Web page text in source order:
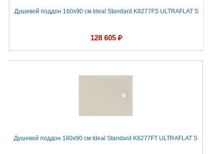
Душевой поддон 160х90 см Ideal Standard K8277FS ULTRAFLAT S
128 605 ₽
Душевой поддон 160х90 см Ideal Standard K8277FT ULTRAFLAT S